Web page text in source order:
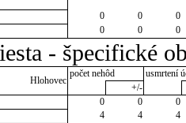
0 0
0
0 0 0
- špecifické
Hlohovec
počet nehôd
usmrtení
+/-
0 0
0
4 4
4